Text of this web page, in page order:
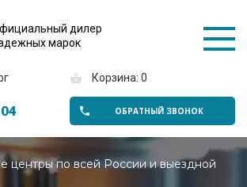
дилер
марок
Корзина: 0
ОБРАТНЫЙ ЗВОНОК
центры по всей России и выездной